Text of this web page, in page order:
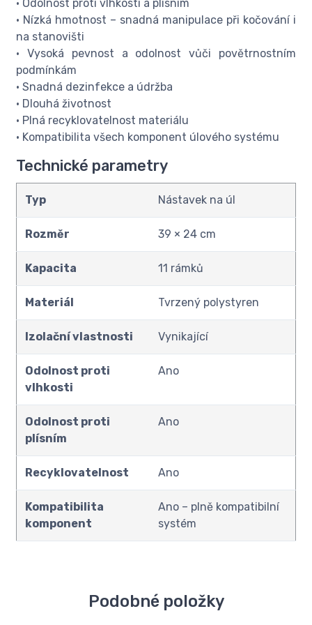
• Odolnost proti vlhkosti a plísním
• Nízká hmotnost – snadná manipulace při kočování i
na stanovišti
• Vysoká pevnost a odolnost vůči povětrnostním
podmínkám
• Snadná dezinfekce a údržba
• Dlouhá životnost
• Plná recyklovatelnost materiálu
• Kompatibilita všech komponent úlového systému
Technické parametry
Typ Nástavek na úl
Rozměr 39 × 24 cm
Kapacita 11 rámků
Materiál Tvrzený polystyren
Izolační vlastnosti Vynikající
Odolnost proti
vlhkosti
Ano
Odolnost proti
plísním
Ano
Recyklovatelnost Ano
Kompatibilita
komponent
Ano – plně kompatibilní
systém
Podobné položky